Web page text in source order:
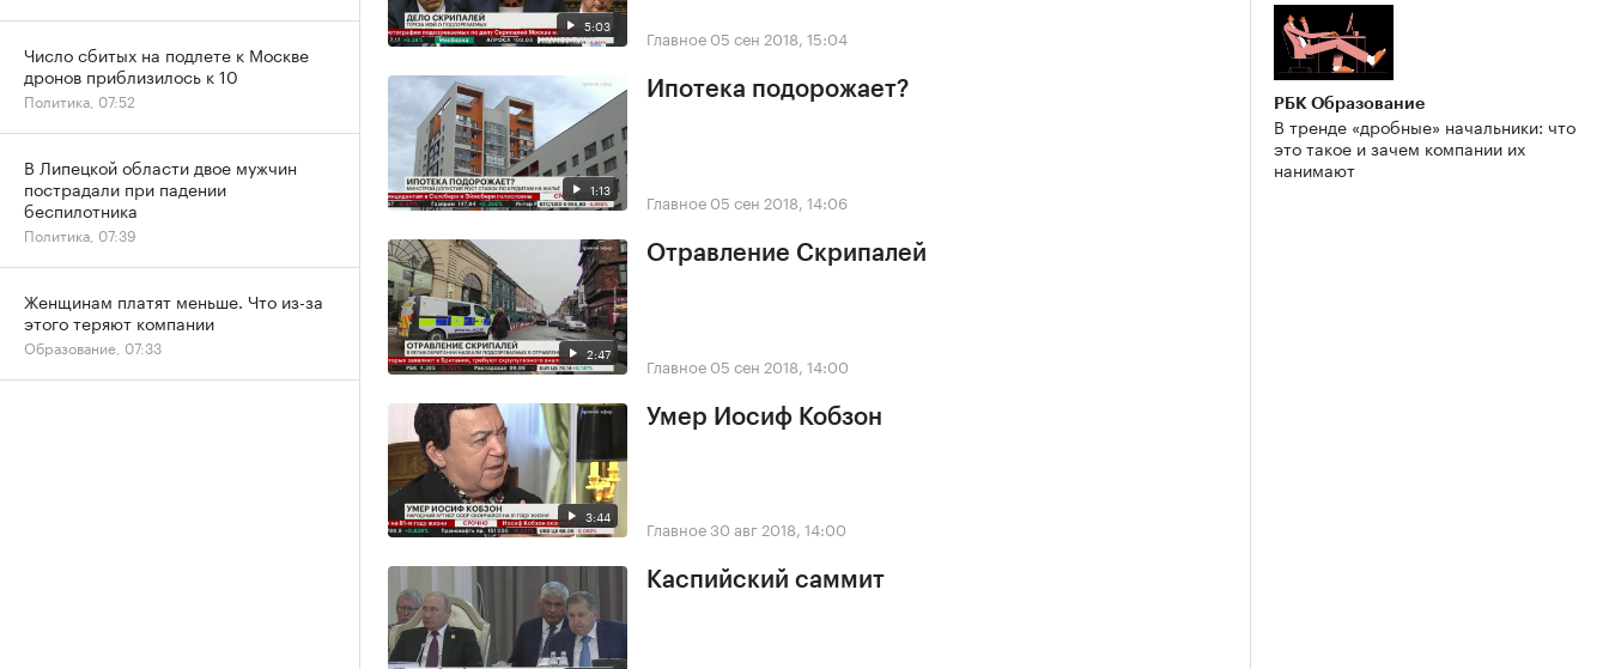
5:03 Главное 05 сен 2018, 15:04
1:13
Ипотека подорожает?
Главное 05 сен 2018, 14:06
2:47
Отравление Скрипалей
Главное 05 сен 2018, 14:00
3:44
Умер Иосиф Кобзон
Главное30 авг 2018, 14:00
Каспийский саммит
РБК Образование
В тренде «дробные» начальники: что
это такое и зачем компании их
нанимают
Число сбитых на подлете к Москве
дронов приблизилось к 10
Политика, 07:52
В Липецкой области двое мужчин
пострадали при падении
беспилотника
Политика, 07:39
Женщинам платят меньше. Что из-за
этого теряют компании
Образование, 07:33